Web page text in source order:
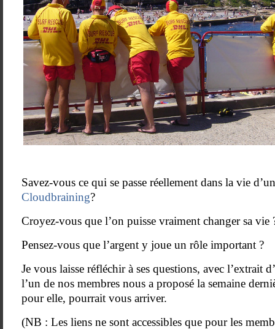
Savez-vous ce qui se passe réellement dans la vie
Cloudbraining?
Croyez-vous que l’on puisse vraiment changer sa vie
Pensez-vous que l’argent y joue un rôle important ?
Je vous laisse réfléchir à ses questions, avec l’extrait
l’un de nos membres nous a proposé la semaine
pour elle, pourrait vous arriver.
(NB : Les liens ne sont accessibles que pour les